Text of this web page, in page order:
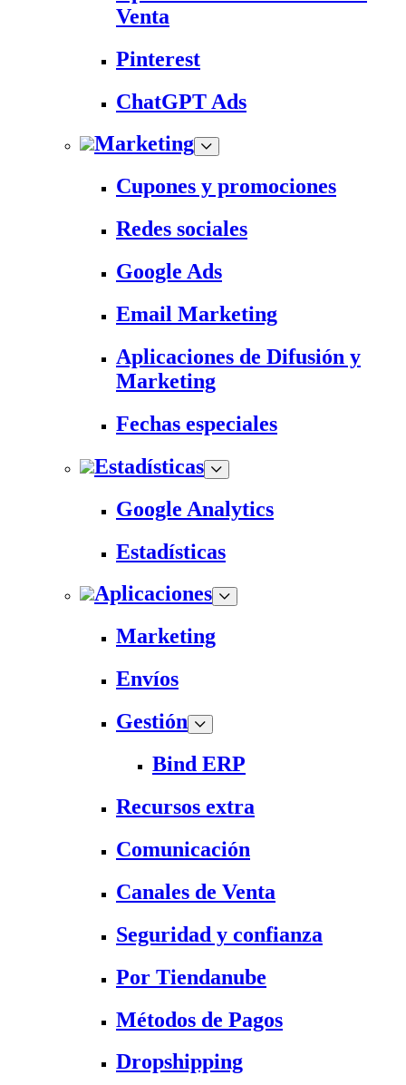
Venta
Pinterest
ChatGPT Ads
Marketing
Cupones y promociones
Redes sociales
Google Ads
Email Marketing
Aplicaciones de Difusión y
Marketing
Fechas especiales
Estadísticas
Google Analytics
Estadísticas
Aplicaciones
Marketing
Envíos
Gestión
Bind ERP
Recursos extra
Comunicación
Canales de Venta
Seguridad y confianza
Por Tiendanube
Métodos de Pagos
Dropshipping